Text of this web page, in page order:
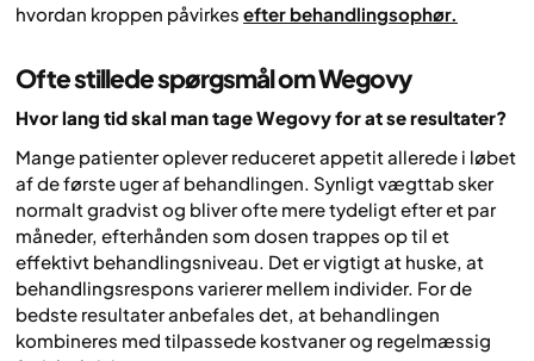
hvordan kroppen påvirkes efter behandlingsophør.
Ofte stillede spørgsmål om Wegovy
Hvor lang tid skal man tage Wegovy for at se resultater?
Mange patienter oplever reduceret appetit allerede i løbet
af de første uger af behandlingen. Synligt vægttab sker
normalt gradvist og bliver ofte mere tydeligt efter et par
måneder, efterhånden som dosen trappes op til et
effektivt behandlingsniveau. Det er vigtigt at huske, at
behandlingsrespons varierer mellem individer. For de
bedste resultater anbefales det, at behandlingen
kombineres med tilpassede kostvaner og regelmæssig